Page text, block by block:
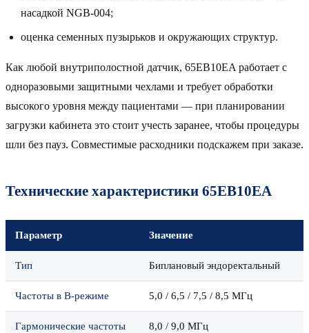
насадкой NGB-004;
оценка семенных пузырьков и окружающих структур.
Как любой внутриполостной датчик, 65EB10EA работает с
одноразовыми защитными чехлами и требует обработки
высокого уровня между пациентами — при планировании
загрузки кабинета это стоит учесть заранее, чтобы процедуры
шли без пауз. Совместимые расходники подскажем при заказе.
Технические характеристики 65EB10EA
Параметр Значение
Тип Биплановый эндоректальный
Частоты в B-режиме 5,0 / 6,5 / 7,5 / 8,5 МГц
Гармонические частоты 8,0 / 9,0 МГц